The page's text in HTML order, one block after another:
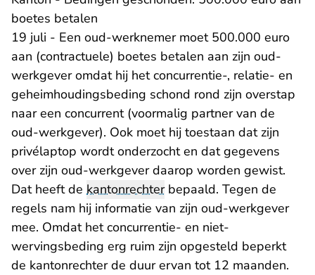
boetes betalen
19 juli - Een oud-werknemer moet 500.000 euro
aan (contractuele) boetes betalen aan zijn oud-
werkgever omdat hij het concurrentie-, relatie- en
geheimhoudingsbeding schond rond zijn overstap
naar een concurrent (voormalig partner van de
oud-werkgever). Ook moet hij toestaan dat zijn
privélaptop wordt onderzocht en dat gegevens
over zijn oud-werkgever daarop worden gewist.
Dat heeft de kantonrechterbepaald. Tegen de
regels nam hij informatie van zijn oud-werkgever
mee. Omdat het concurrentie- en niet-
wervingsbeding erg ruim zijn opgesteld beperkt
de kantonrechter de duur ervan tot 12 maanden.